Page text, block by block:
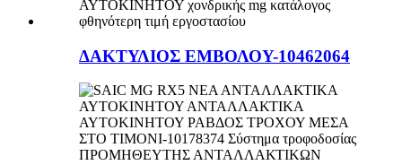
ΔΑΚΤΥΛΙΟΣ ΕΜΒΟΛΟΥ-10462064